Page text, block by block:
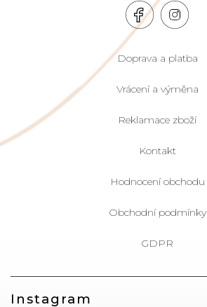
Instagram
Doprava a platba
Vrácení a výměna
Reklamace zboží
Kontakt
Hodnocení obchodu
Obchodní podmínky
GDPR